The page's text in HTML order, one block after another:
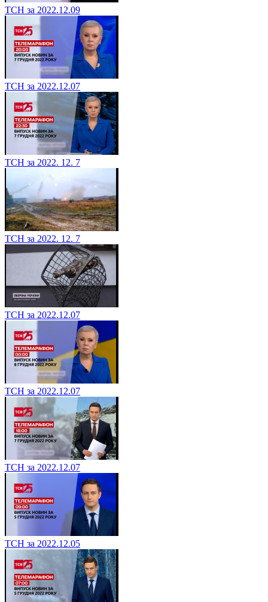
ТСН за 2022.12.09
ТСН за 2022.12.07
ТСН за 2022. 12. 7
ТСН за 2022. 12. 7
ТСН за 2022.12.07
ТСН за 2022.12.07
ТСН за 2022.12.07
ТСН за 2022.12.05